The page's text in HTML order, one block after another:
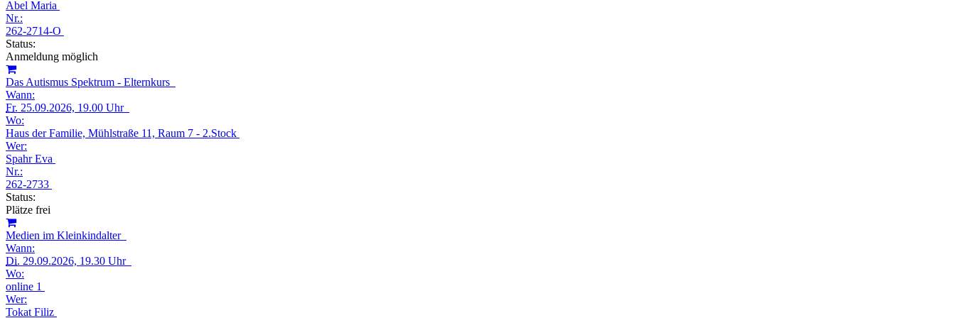
Abel Maria
Nr.:
262-2714-O
Status:
Anmeldung möglich
Das Autismus Spektrum - Elternkurs
Wann:
Fr. 25.09.2026, 19.00 Uhr
Wo:
Haus der Familie, Mühlstraße 11, Raum 7 - 2.Stock
Wer:
Spahr Eva
Nr.:
262-2733
Status:
Plätze frei
Medien im Kleinkindalter
Wann:
Di. 29.09.2026, 19.30 Uhr
Wo:
online 1
Wer:
Tokat Filiz